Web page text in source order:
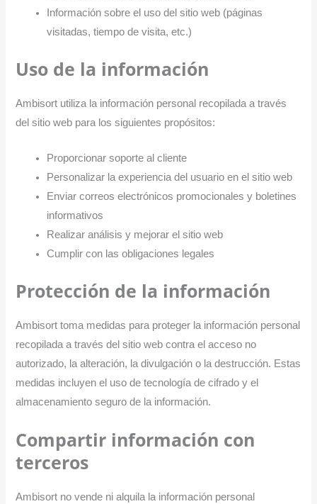
Información sobre el uso del sitio web (páginas
visitadas, tiempo de visita, etc.)
Uso de la información
Ambisort utiliza la información personal recopilada a través
del sitio web para los siguientes propósitos:
Proporcionar soporte al cliente
Personalizar la experiencia del usuario en el sitio web
Enviar correos electrónicos promocionales y boletines
informativos
Realizar análisis y mejorar el sitio web
Cumplir con las obligaciones legales
Protección de la información
Ambisort toma medidas para proteger la información personal
recopilada a través del sitio web contra el acceso no
autorizado, la alteración, la divulgación o la destrucción. Estas
medidas incluyen el uso de tecnología de cifrado y el
almacenamiento seguro de la información.
Compartir información con
terceros
Ambisort no vende ni alquila la información personal